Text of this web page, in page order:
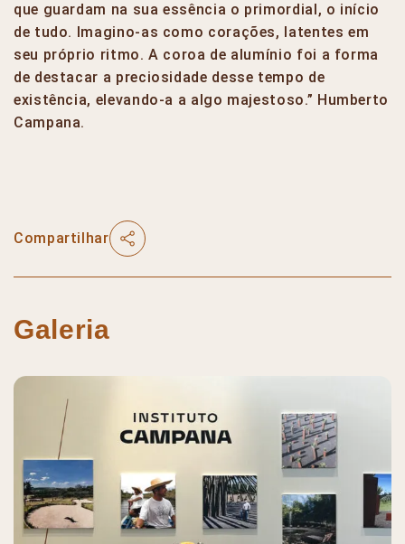
que guardam na sua essência o primordial, o início
de tudo. Imagino-as como corações, latentes em
seu próprio ritmo. A coroa de alumínio foi a forma
de destacar a preciosidade desse tempo de
existência, elevando-a a algo majestoso.” Humberto
Campana.
Compartilhar
Galeria